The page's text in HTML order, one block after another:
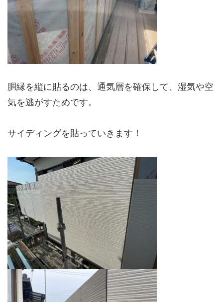
胴縁を縦に貼るのは、通気層を確保して、湿気や空
気を逃がすためです。
サイディングを貼っていきます！